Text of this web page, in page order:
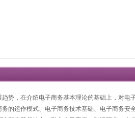
势，在介绍电子商务基本理论的基础上，对
的运作模式、电子商务技术基础、电子商务